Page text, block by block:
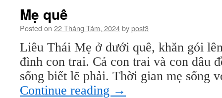
Mẹ quê
Posted on 22 Tháng Tám, 2024bypost3
Liêu Thái Mẹ ở dưới quê, khăn gói
đình con trai. Cả con trai và con dâu
sống biết lẽ phải. Thời gian mẹ sống
Continue reading →